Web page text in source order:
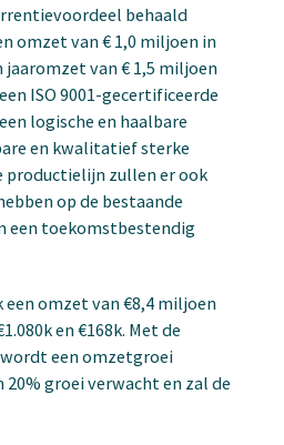
behaald
omzet van € 1,0 miljoen in
van € 1,5 miljoen
ISO 9001-gecertificeerde
logische en haalbare
en kwalitatief sterke
productielijn zullen er ook
op de bestaande
een toekomstbestendig
een omzet van €8,4 miljoen
en €168k. Met de
een omzetgroei
groei verwacht en zal de